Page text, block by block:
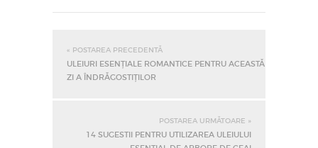
« POSTAREA PRECEDENTĂ
ULEIURI ESENȚIALE ROMANTICE PENTRU ACEASTĂ
ZI A ÎNDRĂGOSTIȚILOR
POSTAREA URMĂTOARE »
14 SUGESTII PENTRU UTILIZAREA ULEIULUI